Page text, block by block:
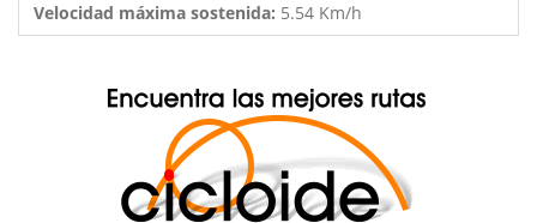
Velocidad máxima sostenida: 5.54 Km/h